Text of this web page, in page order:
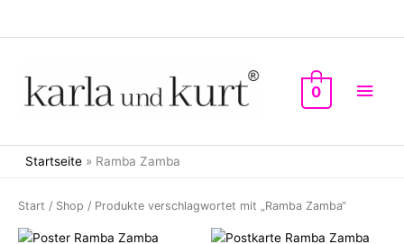
0
Startseite » Ramba Zamba
Start / Shop / Produkte verschlagwortet mit „Ramba Zamba“